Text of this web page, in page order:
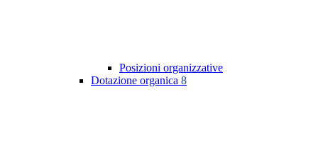
Posizioni organizzative
Dotazione organica 8